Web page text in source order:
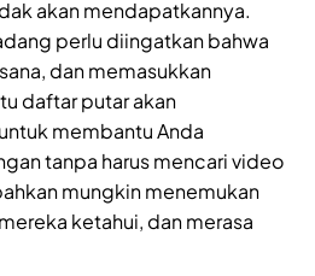
akan mendapatkannya.
perlu diingatkan bahwa
dan memasukkan
daftar putar akan
membantu Anda
tanpa harus mencari video
mungkin menemukan
ketahui, dan merasa